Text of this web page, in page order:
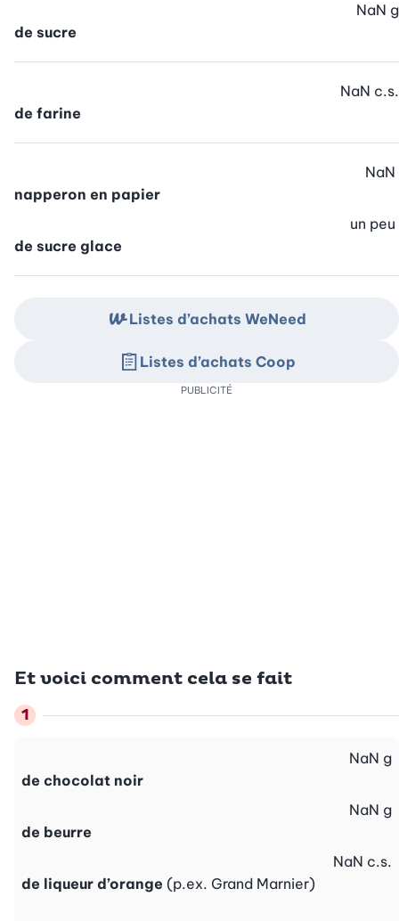
de sucre
NaN g
de farine
NaN c.s.
napperon en papier
NaN
de sucre glace
un peu
Et voici comment cela se fait
de chocolat noir
NaN g
de beurre
NaN g
de liqueur d’orange (p.ex. Grand Marnier)
NaN c.s.
Listes d’achats WeNeed
Listes d’achats Coop
PUBLICITÉ